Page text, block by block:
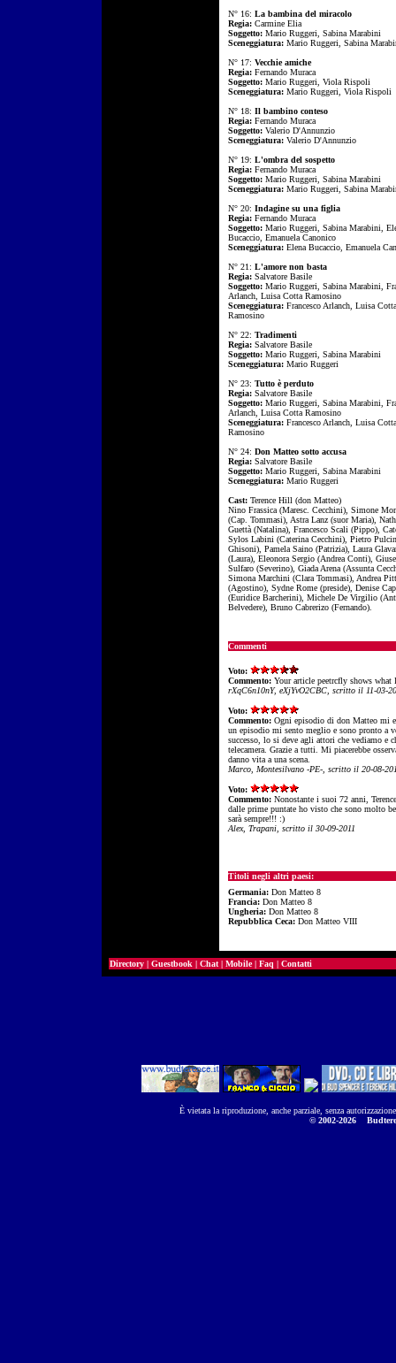
N° 16: La bambina del miracolo
Regia: Carmine Elia
Soggetto: Mario Ruggeri, Sabina Marabini
Sceneggiatura: Mario Ruggeri, Sabina
N° 17: Vecchie amiche
Regia: Fernando Muraca
Soggetto: Mario Ruggeri, Viola Rispoli
Sceneggiatura: Mario Ruggeri, Viola Rispoli
N° 18: Il bambino conteso
Regia: Fernando Muraca
Soggetto: Valerio D'Annunzio
Sceneggiatura: Valerio D'Annunzio
N° 19: L'ombra del sospetto
Regia: Fernando Muraca
Soggetto: Mario Ruggeri, Sabina Marabini
Sceneggiatura: Mario Ruggeri, Sabina
N° 20: Indagine su una figlia
Regia: Fernando Muraca
Soggetto: Mario Ruggeri, Sabina Marabini,
Bucaccio, Emanuela Canonico
Sceneggiatura: Elena Bucaccio, Emanuela
N° 21: L'amore non basta
Regia: Salvatore Basile
Soggetto: Mario Ruggeri, Sabina Marabini,
Arlanch, Luisa Cotta Ramosino
Sceneggiatura: Francesco Arlanch, Luisa Cotta
Ramosino
N° 22: Tradimenti
Regia: Salvatore Basile
Soggetto: Mario Ruggeri, Sabina Marabini
Sceneggiatura: Mario Ruggeri
N° 23: Tutto è perduto
Regia: Salvatore Basile
Soggetto: Mario Ruggeri, Sabina Marabini,
Arlanch, Luisa Cotta Ramosino
Sceneggiatura: Francesco Arlanch, Luisa Cotta
Ramosino
N° 24: Don Matteo sotto accusa
Regia: Salvatore Basile
Soggetto: Mario Ruggeri, Sabina Marabini
Sceneggiatura: Mario Ruggeri
Cast: Terence Hill (don Matteo)
Nino Frassica (Maresc. Cecchini), Simone
(Cap. Tommasi), Astra Lanz (suor Maria),
Guettà (Natalina), Francesco Scali (Pippo),
Sylos Labini (Caterina Cecchini), Pietro
Ghisoni), Pamela Saino (Patrizia), Laura
(Laura), Eleonora Sergio (Andrea Conti),
Sulfaro (Severino), Giada Arena (Assunta
Simona Marchini (Clara Tommasi), Andrea
(Agostino), Sydne Rome (preside), Denise
(Euridice Barcherini), Michele De Virgilio
Belvedere), Bruno Cabrerizo (Fernando).
Commenti
Voto:
Commento: Your article peetrcfly shows what
rXqC6n10nY, eXjYvO2CBC, scritto il 11-03-
Voto:
Commento: Ogni episodio di don Matteo mi
un episodio mi sento meglio e sono pronto a
successo, lo si deve agli attori che vediamo e
telecamera. Grazie a tutti. Mi piacerebbe
danno vita a una scena.
Marco, Montesilvano -PE-, scritto il 20-08-
Voto:
Commento: Nonostante i suoi 72 anni,
dalle prime puntate ho visto che sono molto
sarà sempre!!! :)
Alex, Trapani, scritto il 30-09-2011
Titoli negli altri paesi:
Germania: Don Matteo 8
Francia: Don Matteo 8
Ungheria: Don Matteo 8
Repubblica Ceca: Don Matteo VIII
Directory | Guestbook | Chat | Mobile| Faq | Contatti
È vietata la riproduzione, anche parziale, senza
© 2002-2026